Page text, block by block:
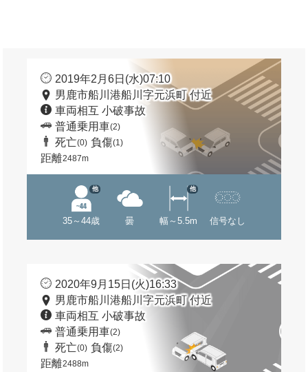
2019年2月6日(水)07:10
男鹿市船川港船川字元浜町 付近
車両相互 小破事故
普通乗用車(2)
死亡(0) 負傷(1)
距離2487m
35～44歳
他
曇 幅～5.5m
他
信号なし
2020年9月15日(火)16:33
男鹿市船川港船川字元浜町 付近
車両相互 小破事故
普通乗用車(2)
死亡(0) 負傷(2)
距離2488m